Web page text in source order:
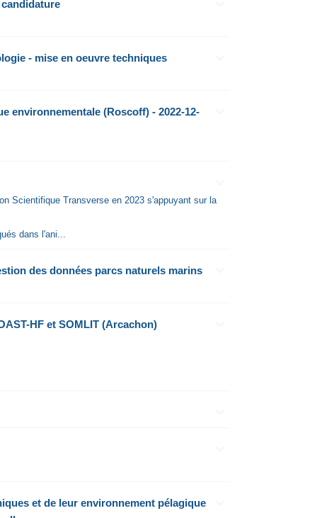
- mise en oeuvre techniques
environnementale (Roscoff) - 2022-12-
Scientifique Transverse en 2023 s'appuyant sur la
dans l'ani...
des données parcs naturels marins
HF et SOMLIT (Arcachon)
et de leur environnement pélagique